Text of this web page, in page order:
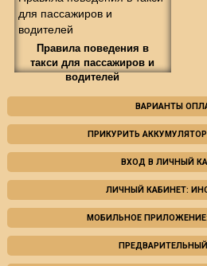
Правила поведения в
такси для пассажиров и
водителей
ВАРИАНТЫ
ПРИКУРИТЬ
ВХОД В ЛИЧНЫЙ
ЛИЧНЫЙ КАБИНЕТ:
МОБИЛЬНОЕ